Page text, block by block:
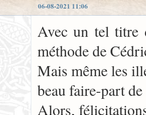
06-08-2021 11:06
Avec un tel titre
méthode de
Mais même les
beau faire-part
Alors,